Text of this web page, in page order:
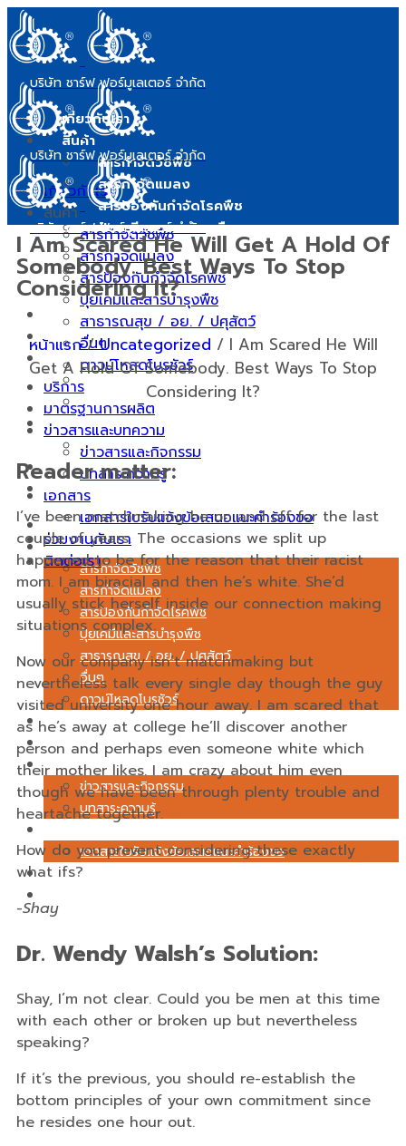
บริษัท ชาร์ฟ ฟอร์มูเลเตอร์ จำกัด
เกี่ยวกับเรา
สินค้า
สารกำจัดวัชพืช
สารกำจัดแมลง
สารป้องกันกำจัดโรคพืช
ปุ๋ยเคมีและสารบำรุงพืช
สาธารณสุข / อย. / ปศุสัตว์
อื่นๆ
ดาวน์โหลดโบรชัวร์
บริการ
มาตรฐานการผลิต
ข่าวสารและบทความ
ข่าวสารและกิจกรรม
บทสาระความรู้
เอกสาร
เอกสารใบรับแจ้งข้อเสนอแนะคำร้องขอ
ร่วมงานกับเรา
ติดต่อเรา
เกี่ยวกับเรา
สินค้า
สารกำจัดวัชพืช
สารกำจัดแมลง
สารป้องกันกำจัดโรคพืช
ปุ๋ยเคมีและสารบำรุงพืช
สาธารณสุข / อย. / ปศุสัตว์
อื่นๆ
ดาวน์โหลดโบรชัวร์
บริการ
มาตรฐานการผลิต
ข่าวสารและบทความ
ข่าวสารและกิจกรรม
บทสาระความรู้
เอกสารใบรับแจ้งข้อเสนอแนะคำร้องขอ
ร่วมงานกับเรา
บริษัท ชาร์ฟ ฟอร์มูเลเตอร์ จำกัด
เกี่ยวกับเรา
สินค้า
สารกำจัดวัชพืช
สารกำจัดแมลง
สารป้องกันกำจัดโรคพืช
ปุ๋ยเคมีและสารบำรุงพืช
สาธารณสุข / อย. / ปศุสัตว์
อื่นๆ
ดาวน์โหลดโบรชัวร์
บริการ
มาตรฐานการผลิต
ข่าวสารและบทความ
ข่าวสารและกิจกรรม
บทสาระความรู้
เอกสาร
เอกสารใบรับแจ้งข้อเสนอแนะคำร้องขอ
ร่วมงานกับเรา
ติดต่อเรา
บริษัท ชาร์ฟ ฟอร์มูเลเตอร์ จำกัด
I Am Scared He Will Get A Hold Of
Somebody. Best Ways To Stop
Considering It?
หน้าแรก/Uncategorized / I Am Scared He Will
Get A Hold Of Somebody. Best Ways To Stop
Considering It?
Reader matter:
I’ve been matchmaking he on and off for the last
couple of years. The occasions we split up
happened to be for the reason that their racist
mom. I am biracial and then he’s white. She’d
usually stick herself inside our connection making
situations complex.
Now our company isn’t matchmaking but
nevertheless talk every single day though the guy
visited university one hour away. I am scared that
as he’s away at college he’ll discover another
person and perhaps even someone white which
their mother likes. I am crazy about him even
though we have been through plenty trouble and
heartache together.
How do you prevent considering these exactly
what ifs?
-Shay
Dr. Wendy Walsh’s Solution:
Shay, I’m not clear. Could you be men at this time
with each other or broken up but nevertheless
speaking?
If it’s the previous, you should re-establish the
bottom principles of your own commitment since
he resides one hour out.